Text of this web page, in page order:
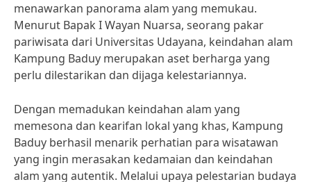
menawarkan panorama alam yang memukau.
Menurut Bapak I Wayan Nuarsa, seorang pakar
pariwisata dari Universitas Udayana, keindahan alam
Kampung Baduy merupakan aset berharga yang
perlu dilestarikan dan dijaga kelestariannya.
Dengan memadukan keindahan alam yang
memesona dan kearifan lokal yang khas, Kampung
Baduy berhasil menarik perhatian para wisatawan
yang ingin merasakan kedamaian dan keindahan
alam yang autentik. Melalui upaya pelestarian budaya